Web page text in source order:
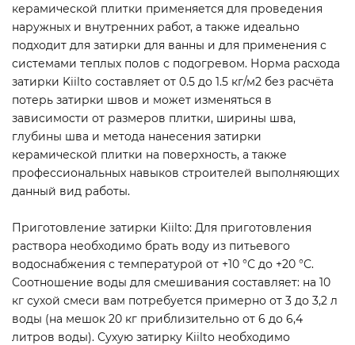
керамической плитки применяется для проведения
наружных и внутренних работ, а также идеально
подходит для затирки для ванны и для применения с
системами теплых полов с подогревом. Норма расхода
затирки Kiilto составляет от 0.5 до 1.5 кг/м2 без расчёта
потерь затирки швов и может изменяться в
зависимости от размеров плитки, ширины шва,
глубины шва и метода нанесения затирки
керамической плитки на поверхность, а также
профессиональных навыков строителей выполняющих
данный вид работы.
Приготовление затирки Kiilto: Для приготовления
раствора необходимо брать воду из питьевого
водоснабжения с температурой от +10 °С до +20 °С.
Соотношение воды для смешивания составляет: на 10
кг сухой смеси вам потребуется примерно от 3 до 3,2 л
воды (на мешок 20 кг приблизительно от 6 до 6,4
литров воды). Сухую затирку Kiilto необходимо